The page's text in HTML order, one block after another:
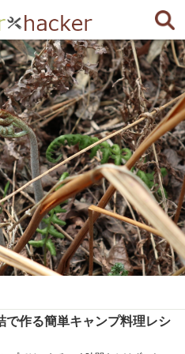
で作る簡単キャンプ料理レシ